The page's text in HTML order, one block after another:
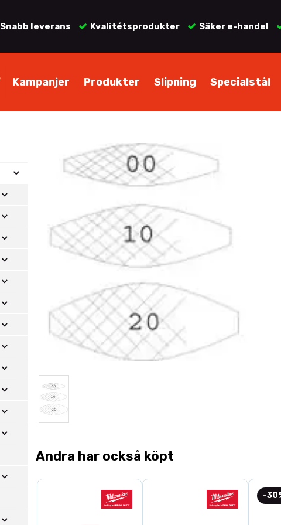
Snabb leverans Kvalitétsprodukter Säker e-handel
Kampanjer Produkter Slipning Specialstål
Andra har också köpt
-